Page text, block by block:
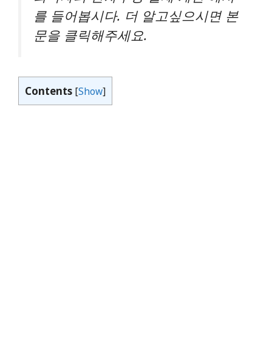
를 들어봅시다. 더 알고싶으시면 본
문을 클릭해주세요.
Contents [Show]